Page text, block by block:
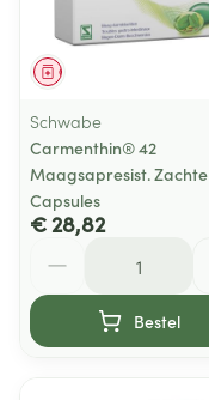
Geneesmiddel
Schwabe
Carmenthin® 42
Maagsapresist. Zachte
Capsules
€ 28,82
Bestel